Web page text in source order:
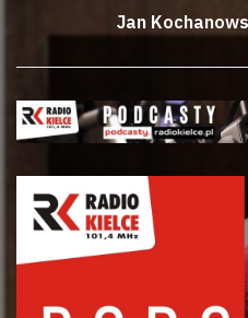
Jan